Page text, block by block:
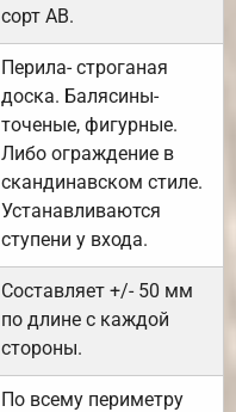
сорт АВ.
Перила- строганая
доска. Балясины-
точеные, фигурные.
Либо ограждение в
скандинавском стиле.
Устанавливаются
ступени у входа.
Составляет +/- 50 мм
по длине с каждой
стороны.
По всему периметру